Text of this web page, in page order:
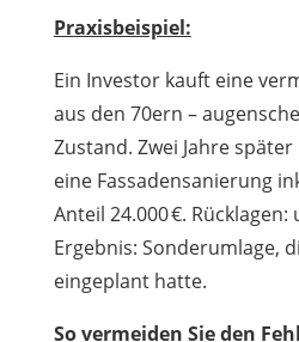
Praxisbeispiel:
Ein Investor kauft eine
aus den 70ern –
Zustand. Zwei Jahre
eine Fassadensanierung
Anteil 24.000 €.
Ergebnis: Sonderumlage,
eingeplant hatte.
So vermeiden Sie den